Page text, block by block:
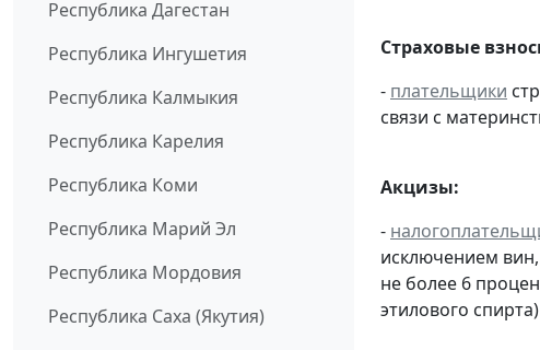
Республика Дагестан
Республика Ингушетия
Республика Калмыкия
Республика Карелия
Республика Коми
Республика Марий Эл
Республика Мордовия
Республика Саха (Якутия)
Страховые
- плательщики
связи с
Акцизы:
-
исключением
не более 6
этилового